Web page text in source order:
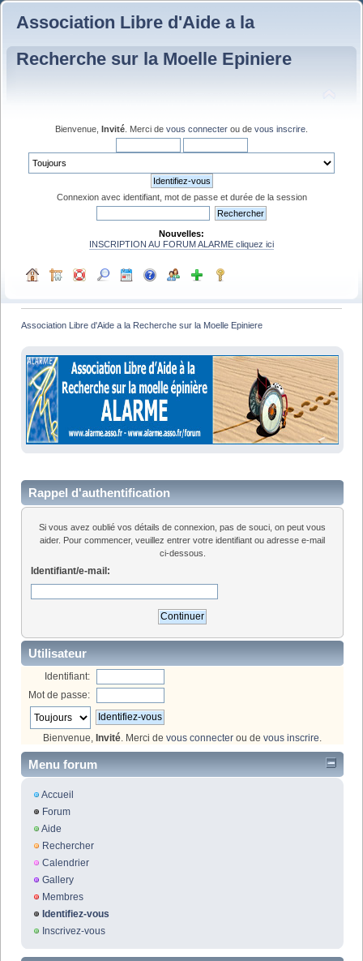
Association Libre d'Aide a la
Recherche sur la Moelle Epiniere
Bienvenue, Invité . Merci de vous connecter ou de vous inscrire
Connexion avec identifiant, mot de passe et durée de la session
Nouvelles:
INSCRIPTION AU FORUM ALARME cliquez ici
Association Libre d'Aide a la Recherche sur la Moelle Epiniere
Rappel d'authentification
Si vous avez oublié vos détails de connexion, pas de souci, on peut vous
aider. Pour commencer, veuillez entrer votre identifiant ou adresse e-mail
ci-dessous.
Identifiant/e-mail:
Utilisateur
Identifiant:
Mot de passe:
Bienvenue, Invité. Merci de vous connecter ou de vous inscrire.
Menu forum
Accueil
Forum
Aide
Rechercher
Calendrier
Gallery
Membres
Identifiez-vous
Inscrivez-vous